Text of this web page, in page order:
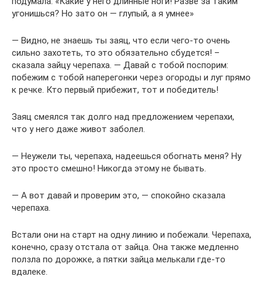
угонишься? Но зато он — глупый, а я умнее»
— Видно, не знаешь ты заяц, что если чего-то очень
сильно захотеть, то это обязательно сбудется! –
сказала зайцу черепаха. — Давай с тобой поспорим:
побежим с тобой наперегонки через огороды и луг прямо
к речке. Кто первый прибежит, тот и победитель!
Заяц смеялся так долго над предложением черепахи,
что у него даже живот заболел.
— Неужели ты, черепаха, надеешься обогнать меня? Ну
это просто смешно! Никогда этому не бывать.
— А вот давай и проверим это, — спокойно сказала
черепаха.
Встали они на старт на одну линию и побежали. Черепаха,
конечно, сразу отстала от зайца. Она также медленно
ползла по дорожке, а пятки зайца мелькали где-то
вдалеке.